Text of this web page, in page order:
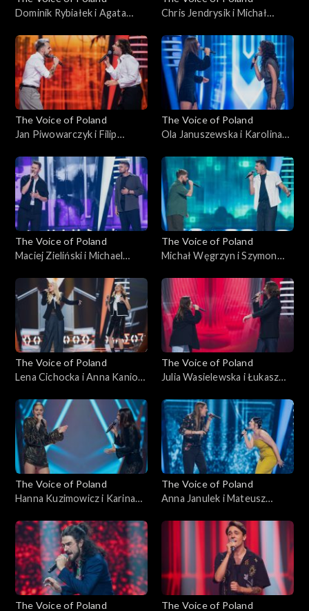
Dominik Rybiałek i Agata
Ciebie”; „The Voice of
Poland”, Bitwy, 18
października 2025
Chris Jendrysik i Michał
in the Mirror”; „The Voice of
Poland”, Bitwy, 18
października 2025
The Voice of Poland
Jan Piwowarczyk i Filip
Open”; „The Voice of
Poland”, Bitwy, 11
października 2025
The Voice of Poland
Ola Januszewska i Karolina
„The Voice of Poland”, Bitwy,
11 października 2025
The Voice of Poland
Maciej Zieliński i Michael
of Poland”, Bitwy, 11
października 2025
The Voice of Poland
Michał Węgrzyn i Szymon
Voice of Poland”, Bitwy, 11
października 2025
The Voice of Poland
Lena Cichocka i Anna Kaniok
Poland”, Bitwy, 11
października 2025
The Voice of Poland
Julia Wasielewska i Łukasz
Voice of Poland”, Bitwy, 11
października 2025
The Voice of Poland
Hanna Kuzimowicz i Karina
You Now”; „The Voice of
Poland”, Bitwy, 11
października 2025
The Voice of Poland
Anna Janulek i Mateusz
Voice of Poland”, Bitwy, 11
października 2025
The Voice of Poland
The Voice of Poland